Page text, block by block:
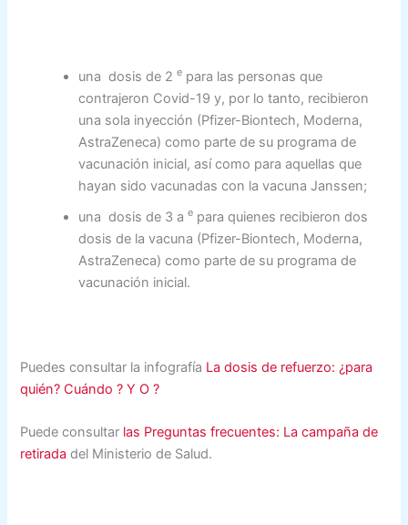
una dosis de 2e para las personas que
contrajeron Covid-19 y, por lo tanto, recibieron
una sola inyección (Pfizer-Biontech, Moderna,
AstraZeneca) como parte de su programa de
vacunación inicial, así como para aquellas que
hayan sido vacunadas con la vacuna Janssen;
una dosis de 3 ae para quienes recibieron dos
dosis de la vacuna (Pfizer-Biontech, Moderna,
AstraZeneca) como parte de su programa de
vacunación inicial.
Puedes consultar la infografía La dosis de refuerzo: ¿para
quién? Cuándo ? Y O ?
Puede consultar las Preguntas frecuentes: La campaña de
retirada del Ministerio de Salud.